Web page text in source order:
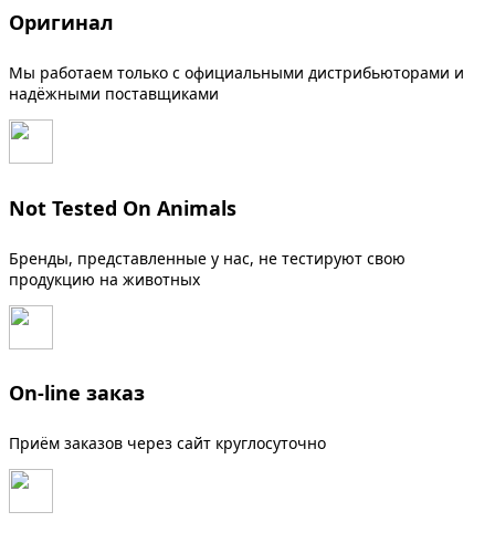
Оригинал
Мы работаем только с официальными дистрибьюторами и
надёжными поставщиками
Not Tested On Animals
Бренды, представленные у нас, не тестируют свою
продукцию на животных
On-line заказ
Приём заказов через сайт круглосуточно